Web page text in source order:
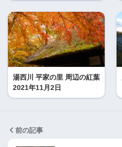
湯西川 平家の里 周辺の紅葉
2021年11月2日
前の記事